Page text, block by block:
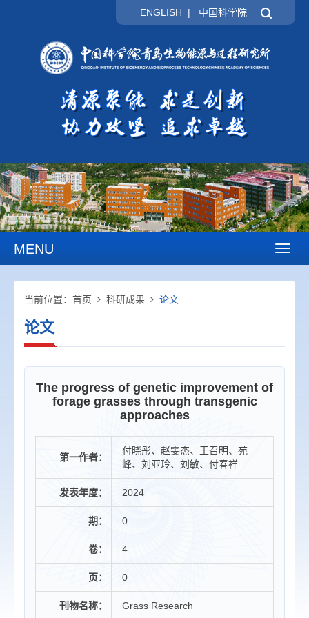
ENGLISH | 中国科学院
MENU
当前位置： 首页 科研成果 论文
论文
The progress of genetic improvement of
forage grasses through transgenic
approaches
第一作者：
付晓彤、赵雯杰、王召明、苑
峰、刘亚玲、刘敏、付春祥
发表年度： 2024
期： 0
卷： 4
页： 0
刊物名称： Grass Research